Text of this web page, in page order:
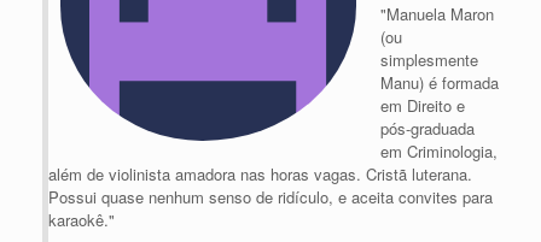
"Manuela Maron
(ou
simplesmente
Manu) é formada
em Direito e
pós-graduada
em Criminologia,
além de violinista amadora nas horas vagas. Cristã luterana.
Possui quase nenhum senso de ridículo, e aceita convites para
karaokê."